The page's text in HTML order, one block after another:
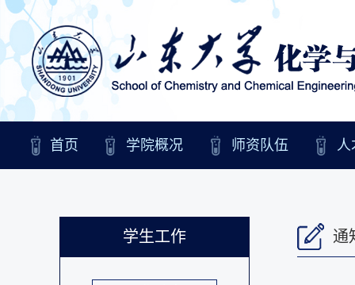
首页 学院概况 师资队伍 人
学生工作 通